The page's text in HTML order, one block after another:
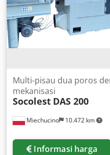
Miechucino 10.472 km
Multi-pisau dua poros
mekanisasi
Socolest DAS 200
Informasi harga